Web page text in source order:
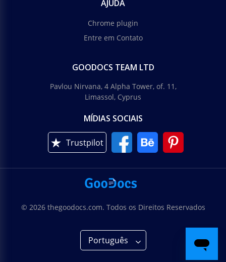
AJUDA
Chrome plugin
Entre em Contato
GOODOCS TEAM LTD
Pavlou Nirvana, 4 Alpha Tower, of. 11,
Limassol, Cyprus
MÍDIAS SOCIAIS
Trustpilot
© 2026 thegoodocs.com. Todos os Direitos Reservados
Português